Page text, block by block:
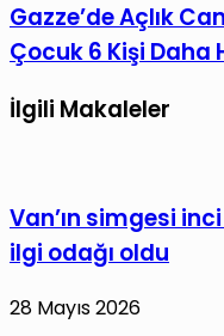
Gazze’de Açlık
Çocuk 6 Kişi Daha
İlgili Makaleler
Van’ın simgesi
ilgi odağı oldu
28 Mayıs 2026